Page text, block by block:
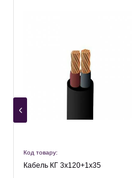
Код товару:
Кабель КГ 3х120+1х35